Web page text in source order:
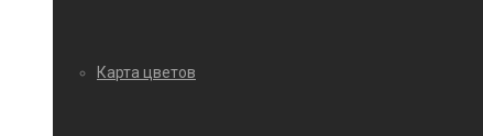
Карта цветов